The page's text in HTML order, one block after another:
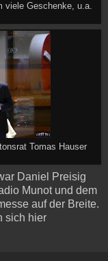
viele Geschenke, u.a.
Tomas Hauser
Daniel Preisig
Munot und dem
auf der Breite.
sich hier